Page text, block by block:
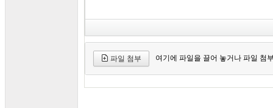
파일 첨부 여기에 파일을 끌어 놓거나 파일 첨